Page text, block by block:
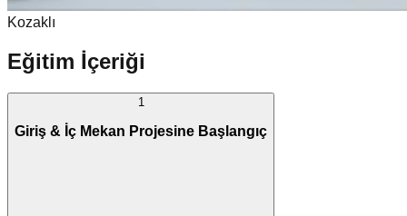
Kozaklı
Eğitim İçeriği
1
Giriş & İç Mekan Projesine Başlangıç